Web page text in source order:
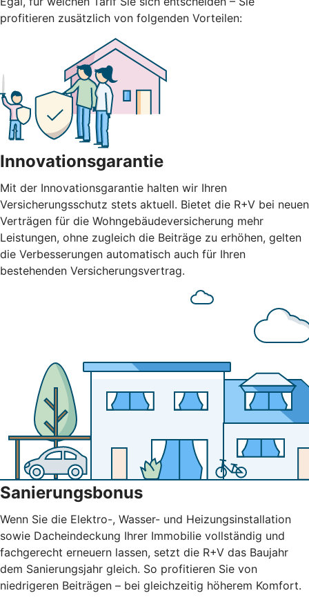
profitieren zusätzlich von folgenden Vorteilen:
Innovationsgarantie
Mit der Innovationsgarantie halten wir Ihren
Versicherungsschutz stets aktuell. Bietet die R+V bei neuen
Verträgen für die Wohngebäudeversicherung mehr
Leistungen, ohne zugleich die Beiträge zu erhöhen, gelten
die Verbesserungen automatisch auch für Ihren
bestehenden Versicherungsvertrag.
Sanierungsbonus
Wenn Sie die Elektro-, Wasser- und Heizungsinstallation
sowie Dacheindeckung Ihrer Immobilie vollständig und
fachgerecht erneuern lassen, setzt die R+V das Baujahr
dem Sanierungsjahr gleich. So profitieren Sie von
niedrigeren Beiträgen – bei gleichzeitig höherem Komfort.